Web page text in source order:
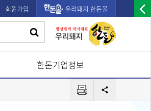
회원가입 우리돼지 한돈몰
우
광
배
너
색
한돈기업정보
프
린
공
유